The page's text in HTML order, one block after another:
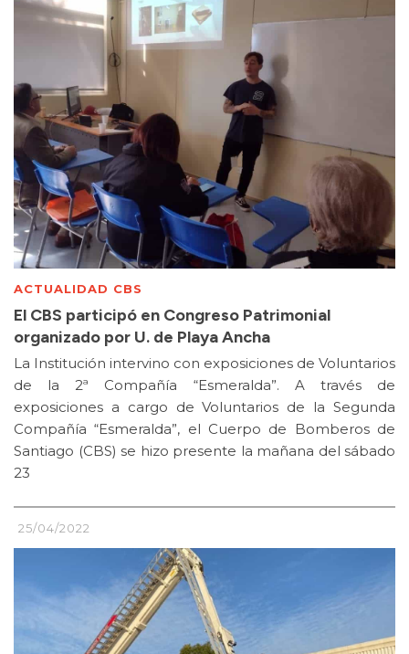
ACTUALIDAD CBS
El CBS participó en Congreso Patrimonial
organizado por U. de Playa Ancha
La Institución intervino con exposiciones de Voluntarios
de la 2ª Compañía “Esmeralda”. A través de
exposiciones a cargo de Voluntarios de la Segunda
Compañía “Esmeralda”, el Cuerpo de Bomberos de
Santiago (CBS) se hizo presente la mañana del sábado
23
25/04/2022